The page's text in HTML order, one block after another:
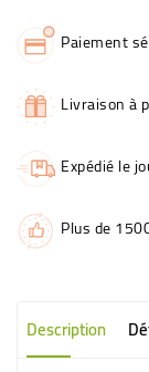
Paiement
Livraison à
Expédié le
Plus de
Description